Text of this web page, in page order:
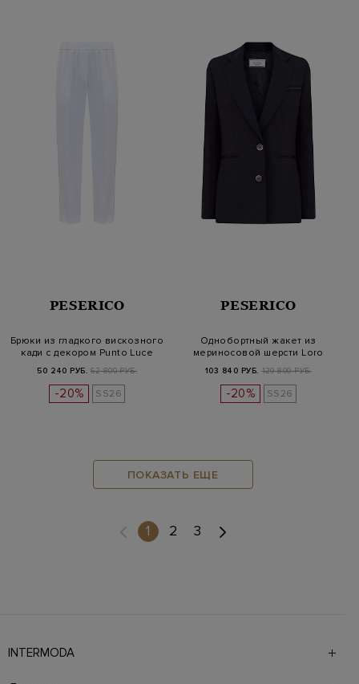
PESERICO
Брюки из гладкого вискозного
кади с декором Punto Luce
50 240 РУБ. 62 800 РУБ.
-20% SS26
PESERICO
Однобортный жакет из
мериносовой шерсти Loro
103 840 РУБ. 129 800 РУБ.
-20% SS26
ПОКАЗАТЬ ЕЩЕ
1 (current)
2 3
INTERMODA